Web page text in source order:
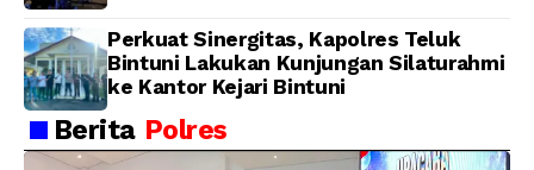
Perkuat Sinergitas, Kapolres Teluk
Bintuni Lakukan Kunjungan Silaturahmi
ke Kantor Kejari Bintuni
Berita Polres